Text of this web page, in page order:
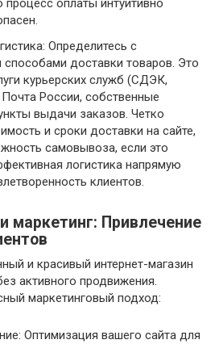
процесс оплаты интуитивно
Определитесь с
доставки товаров. Это
курьерских служб (СДЭК,
Почта России, собственные
выдачи заказов. Четко
и сроки доставки на сайте,
самовывоза, если это
логистика напрямую
клиентов.
маркетинг: Привлечение
и красивый интернет-магазин
активного продвижения.
маркетинговый подход:
Оптимизация вашего сайта для